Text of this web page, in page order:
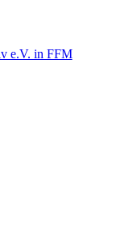
e.V. in FFM